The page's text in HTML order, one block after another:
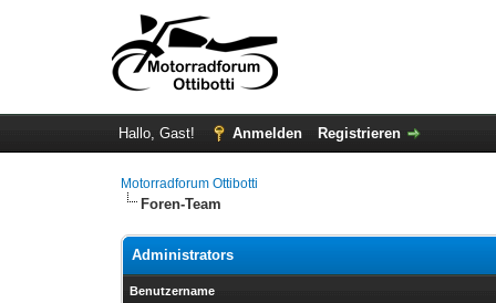
Hallo, Gast! Anmelden Registrieren
Motorradforum Ottibotti
Foren-Team
Administrators
Benutzername